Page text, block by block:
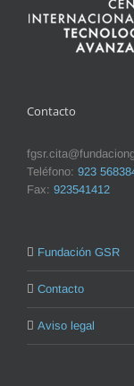
Contacto
Teléfono: 923
Fax: 923541412
Fundación GSR
Contacto
Aviso legal